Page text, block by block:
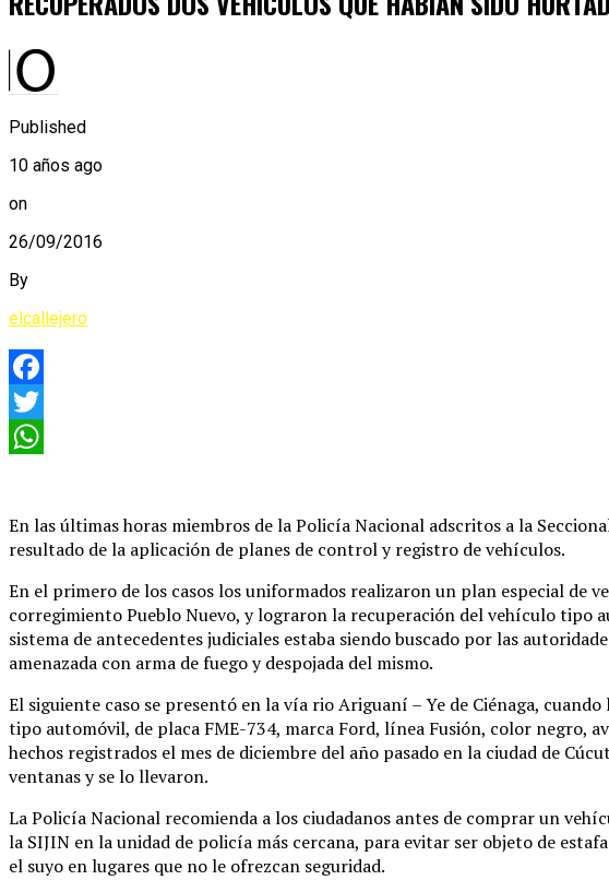
Published
10 años ago
on
26/09/2016
By
elcallejero
Facebook
Twitter
En las últimas horas miembros de la Policía Nacional adscritos a la
resultado de la aplicación de planes de control y registro de vehículos.
En el primero de los casos los uniformados realizaron un plan especial de
corregimiento Pueblo Nuevo, y lograron la recuperación del vehículo tipo
sistema de antecedentes judiciales estaba siendo buscado por las
amenazada con arma de fuego y despojada del mismo.
El siguiente caso se presentó en la vía rio Ariguaní – Ye de Ciénaga,
tipo automóvil, de placa FME-734, marca Ford, línea Fusión, color negro,
hechos registrados el mes de diciembre del año pasado en la ciudad de
ventanas y se lo llevaron.
La Policía Nacional recomienda a los ciudadanos antes de comprar un
la SIJIN en la unidad de policía más cercana, para evitar ser objeto de
el suyo en lugares que no le ofrezcan seguridad.